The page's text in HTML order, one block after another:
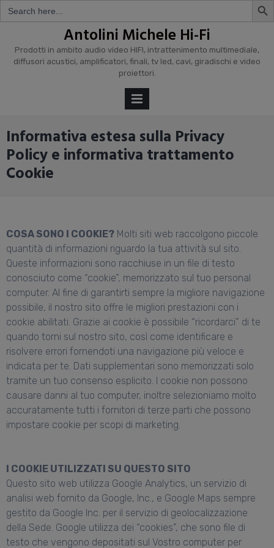
Search
for:
content
Antolini Michele Hi-Fi
Prodotti in ambito audio video HIFI, intrattenimento multimediale,
diffusori acustici, amplificatori, finali, tv led, cavi, giradischi e video
proiettori.
Informativa estesa sulla Privacy
Policy e informativa trattamento
Cookie
COSA SONO I COOKIE? Molti siti web raccolgono piccole
quantità di informazioni riguardo la tua attività sul sito.
Queste informazioni sono racchiuse in un file di testo
conosciuto come “cookie”, memorizzato sul tuo personal
computer. Al fine di garantirti sempre la migliore navigazione
possibile, il nostro sito offre le migliori prestazioni con i
cookie abilitati. Grazie ai cookie è possibile “ricordarci” di te
quando torni sul nostro sito, così come identificare e
risolvere errori fornendoti una navigazione più veloce e
indicata per te. Dati supplementari sono memorizzati solo
tramite un tuo consenso esplicito. I cookie non possono
causare danni al tuo computer, inoltre selezioniamo molto
accuratamente tutti i fornitori di terze parti che possono
impostare cookie per scopi di marketing.
I COOKIE UTILIZZATI SU QUESTO SITO
Questo sito web utilizza Google Analytics, un servizio di
analisi web fornito da Google, Inc., e Google Maps sempre
gestito da Google Inc. per il servizio di geolocalizzazione
della Sede. Google utilizza dei “cookies”, che sono file di
testo che vengono depositati sul Vostro computer per